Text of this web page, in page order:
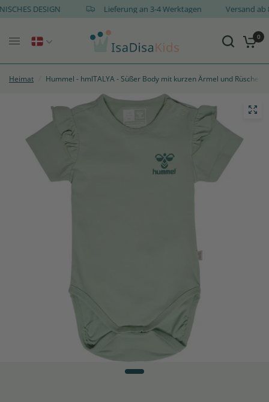
DESIGN Lieferung an 3-4 Werktagen Versand
0
Heimat Hummel - hmlTALYA - Süßer Body mit kurzen Ärmel und Rüschen